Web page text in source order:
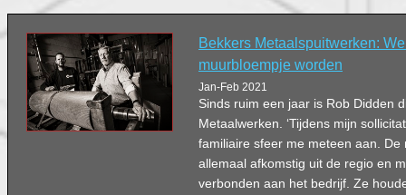
Bekkers Metaalspuitwerken:
muurbloempje worden
Jan-Feb 2021
Sinds ruim een jaar is Rob Didden
Metaalwerken. ‘Tijdens mijn
familiaire sfeer me meteen aan. De
allemaal afkomstig uit de regio en
verbonden aan het bedrijf. Ze